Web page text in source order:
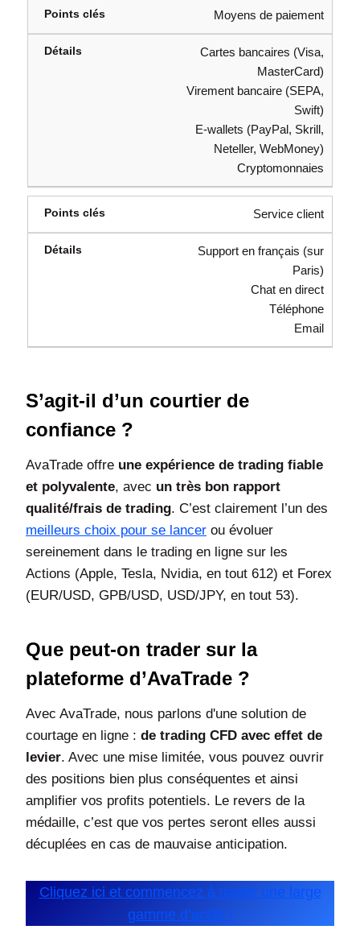
Moyens de paiement
Cartes bancaires (Visa,
MasterCard)
Virement bancaire (SEPA,
Swift)
E-wallets (PayPal, Skrill,
Neteller, WebMoney)
Cryptomonnaies
Service client
Support en français (sur
Paris)
Chat en direct
Téléphone
Email
S’agit-il d’un courtier de
confiance ?
AvaTrade offre une expérience de trading fiable
et polyvalente, avec un très bon rapport
qualité/frais de trading. C’est clairement l’un des
meilleurs choix pour se lancer ou évoluer
sereinement dans le trading en ligne sur les
Actions (Apple, Tesla, Nvidia, en tout 612) et Forex
(EUR/USD, GPB/USD, USD/JPY, en tout 53).
Que peut-on trader sur la
plateforme d’AvaTrade ?
Avec AvaTrade, nous parlons d'une solution de
courtage en ligne : de trading CFD avec effet de
levier. Avec une mise limitée, vous pouvez ouvrir
des positions bien plus conséquentes et ainsi
amplifier vos profits potentiels. Le revers de la
médaille, c’est que vos pertes seront elles aussi
décuplées en cas de mauvaise anticipation.
Cliquez ici et commencez à trader une large
gamme d’actifs !